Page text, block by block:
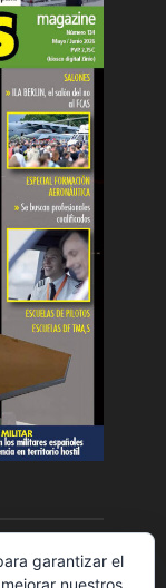
garantizar el
nuestros